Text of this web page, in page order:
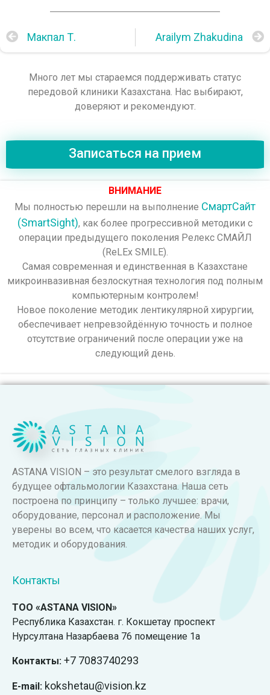
Макпал Т. Arailym Zhakudina
Много лет мы стараемся поддерживать статус
передовой клиники Казахстана. Нас выбирают,
доверяют и рекомендуют.
Записаться на прием
ВНИМАНИЕ
Мы полностью перешли на выполнение СмартСайт
(SmartSight), как более прогрессивной методики с
операции предыдущего поколения Релекс СМАЙЛ
(ReLEx SMILE).
Самая современная и единственная в Казахстане
микроинвазивная безлоскутная технология под полным
компьютерным контролем!
Новое поколение методик лентикулярной хирургии,
обеспечивает непревзойдённую точность и полное
отсутствие ограничений после операции уже на
следующий день.
ASTANA VISION – это результат смелого взгляда в
будущее офтальмологии Казахстана. Наша сеть
построена по принципу – только лучшее: врачи,
оборудование, персонал и расположение. Мы
уверены во всем, что касается качества наших услуг,
методик и оборудования.
Контакты
ТОО «ASTANA VISION»
Республика Казахстан. г. Кокшетау проспект
Нурсултана Назарбаева 76 помещение 1а
Контакты: +7 7083740293
E-mail: kokshetau@vision.kz